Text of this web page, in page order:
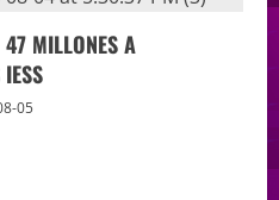
MILLONES A
05